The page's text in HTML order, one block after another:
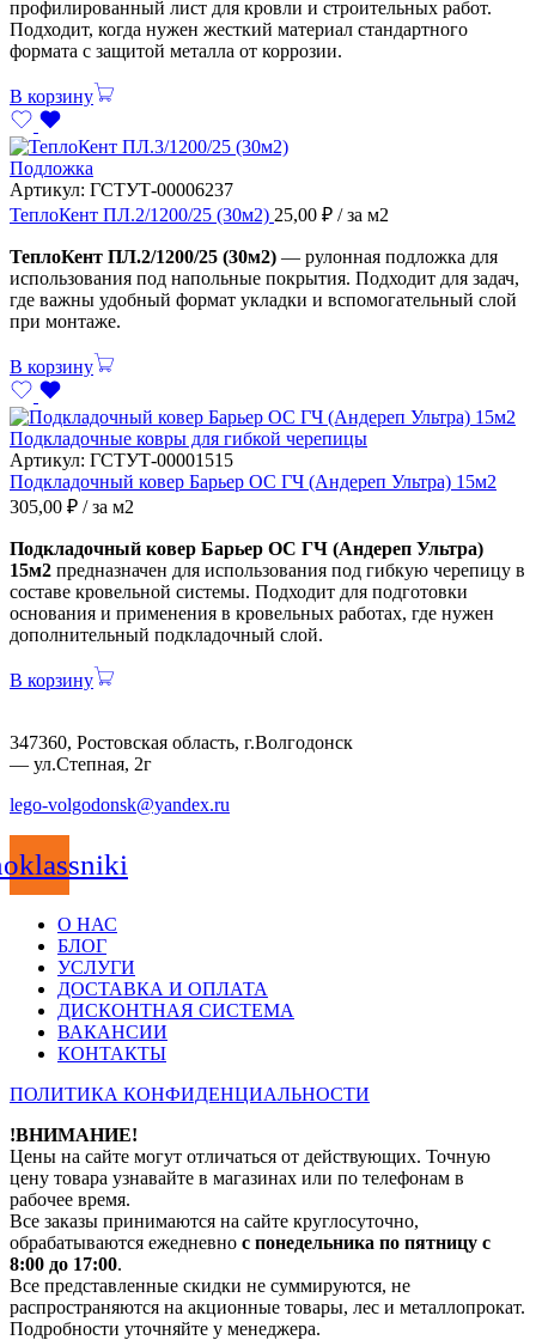
профилированный лист для кровли и строительных работ.
Подходит, когда нужен жесткий материал стандартного
формата с защитой металла от коррозии.
В корзину
Подложка
Артикул: ГСТУТ-00006237
ТеплоКент ПЛ.2/1200/25 (30м2) 25,00 ₽ / за м2
ТеплоКент ПЛ.2/1200/25 (30м2) — рулонная подложка для
использования под напольные покрытия. Подходит для задач,
где важны удобный формат укладки и вспомогательный слой
при монтаже.
В корзину
Подкладочные ковры для гибкой черепицы
Артикул: ГСТУТ-00001515
Подкладочный ковер Барьер ОС ГЧ (Андереп Ультра) 15м2
305,00 ₽ / за м2
Подкладочный ковер Барьер ОС ГЧ (Андереп Ультра)
15м2 предназначен для использования под гибкую черепицу в
составе кровельной системы. Подходит для подготовки
основания и применения в кровельных работах, где нужен
дополнительный подкладочный слой.
В корзину
347360, Ростовская область, г.Волгодонск
— ул.Степная, 2г
lego-volgodonsk@yandex.ru
О НАС
БЛОГ
УСЛУГИ
ДОСТАВКА И ОПЛАТА
ДИСКОНТНАЯ СИСТЕМА
ВАКАНСИИ
КОНТАКТЫ
ПОЛИТИКА КОНФИДЕНЦИАЛЬНОСТИ
!ВНИМАНИЕ!
Цены на сайте могут отличаться от действующих. Точную
цену товара узнавайте в магазинах или по телефонам в
рабочее время.
Все заказы принимаются на сайте круглосуточно,
обрабатываются ежедневно с понедельника по пятницу с
8:00 до 17:00.
Все представленные скидки не суммируются, не
распространяются на акционные товары, лес и металлопрокат.
Подробности уточняйте у менеджера.